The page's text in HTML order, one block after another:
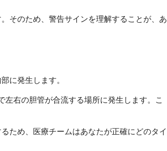
そのため、警告サインを理解することが、あ
に発生します。
右の胆管が合流する場所に発生します。こ
ため、医療チームはあなたが正確にどのタイ